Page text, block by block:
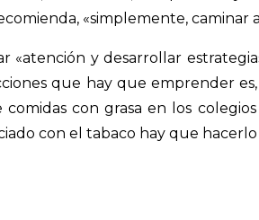
«simplemente, caminar
«atención y desarrollar
que hay que emprender
con grasa en los
con el tabaco hay que hacerlo